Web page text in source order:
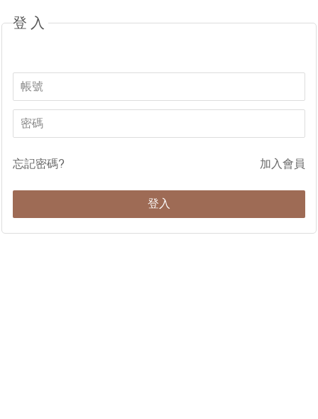
登入
忘記密碼? 加入會員